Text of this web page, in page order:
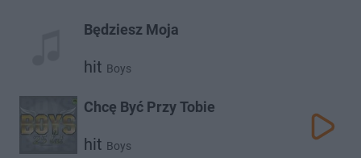
Będziesz Moja
hit Boys
Chcę Być Przy Tobie
hit Boys